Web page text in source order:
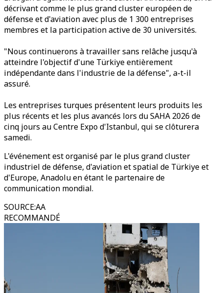
décrivant comme le plus grand cluster européen de
défense et d'aviation avec plus de 1 300 entreprises
membres et la participation active de 30 universités.
"Nous continuerons à travailler sans relâche jusqu'à
atteindre l'objectif d'une Türkiye entièrement
indépendante dans l'industrie de la défense", a-t-il
assuré.
Les entreprises turques présentent leurs produits les
plus récents et les plus avancés lors du SAHA 2026 de
cinq jours au Centre Expo d'Istanbul, qui se clôturera
samedi.
L'événement est organisé par le plus grand cluster
industriel de défense, d'aviation et spatial de Türkiye et
d'Europe, Anadolu en étant le partenaire de
communication mondial.
SOURCE:AA
RECOMMANDÉ